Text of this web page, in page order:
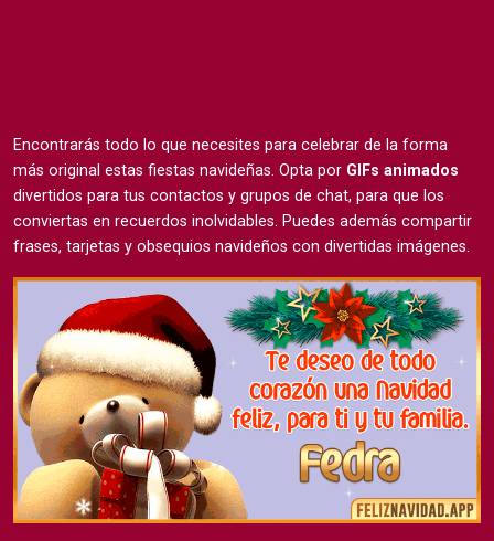
Encontrarás todo lo que necesites para celebrar de la forma
más original estas fiestas navideñas. Opta por GIFs animados
divertidos para tus contactos y grupos de chat, para que los
conviertas en recuerdos inolvidables. Puedes además compartir
frases, tarjetas y obsequios navideños con divertidas imágenes.